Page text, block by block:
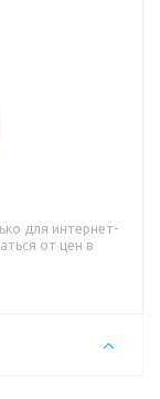
для интернет-
от цен в